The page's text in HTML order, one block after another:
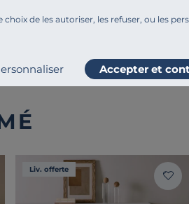
choix de les autoriser, les refuser, ou les
Accepter et
Liv. offerte